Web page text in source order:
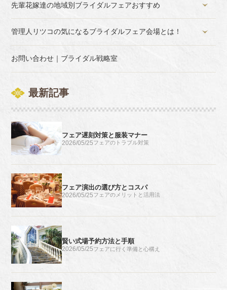
先輩花嫁達の地域別ブライダルフェアおすすめ
管理人リツコの気になるブライダルフェア会場とは！
お問い合わせ｜ブライダル戦略室
最新記事
フェア遅刻対策と服装マナー
2026/05/25フェアのトラブル対策
フェア演出の選び方とコスパ
2026/05/25フェアのメリットと活用法
賢い式場予約方法と手順
2026/05/25フェアに行く準備と心構え